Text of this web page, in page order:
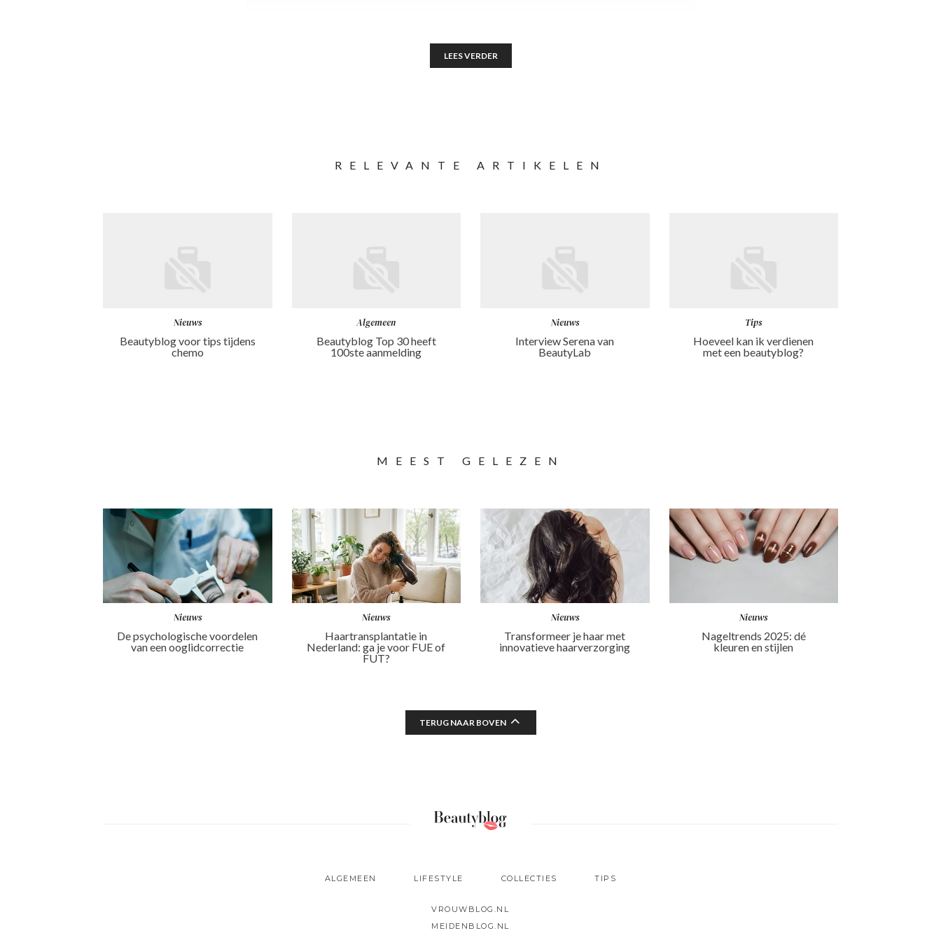
LEES VERDER
RELEVANTE ARTIKELEN
Nieuws
Beautyblog voor tips tijdens
chemo
Algemeen
Beautyblog Top 30 heeft
100ste aanmelding
Nieuws
Interview Serena van
BeautyLab
Tips
Hoeveel kan ik verdienen
met een beautyblog?
MEEST GELEZEN
Nieuws
De psychologische voordelen
van een ooglidcorrectie
Nieuws
Haartransplantatie in
Nederland: ga je voor FUE of
FUT?
Nieuws
Transformeer je haar met
innovatieve haarverzorging
Nieuws
Nageltrends 2025: dé
kleuren en stijlen
TERUG NAAR BOVEN
ALGEMEEN LIFESTYLE COLLECTIES TIPS
VROUWBLOG.NL
MEIDENBLOG.NL